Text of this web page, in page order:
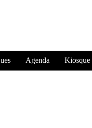
Agenda Kiosque